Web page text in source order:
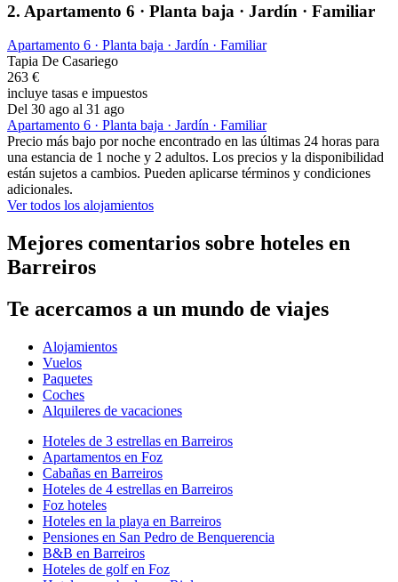
2. Apartamento 6 · Planta baja · Jardín · Familiar
Apartamento 6 · Planta baja · Jardín · Familiar
Tapia De Casariego
263 €
incluye tasas e impuestos
Del 30 ago al 31 ago
Apartamento 6 · Planta baja · Jardín · Familiar
Precio más bajo por noche encontrado en las últimas 24 horas para
una estancia de 1 noche y 2 adultos. Los precios y la disponibilidad
están sujetos a cambios. Pueden aplicarse términos y condiciones
adicionales.
Ver todos los alojamientos
Mejores comentarios sobre hoteles en
Barreiros
Te acercamos a un mundo de viajes
Alojamientos
Vuelos
Paquetes
Coches
Alquileres de vacaciones
Hoteles de 3 estrellas en Barreiros
Apartamentos en Foz
Cabañas en Barreiros
Hoteles de 4 estrellas en Barreiros
Foz hoteles
Hoteles en la playa en Barreiros
Pensiones en San Pedro de Benquerencia
B&B en Barreiros
Hoteles de golf en Foz